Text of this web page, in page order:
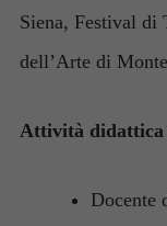
Siena, Festival di
dell’Arte di
Attività
Docente